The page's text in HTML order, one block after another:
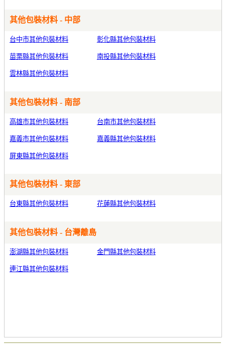
其他包裝材料 - 中部
台中市其他包裝材料 彰化縣其他包裝材料
苗栗縣其他包裝材料 南投縣其他包裝材料
雲林縣其他包裝材料
其他包裝材料 - 南部
高雄市其他包裝材料 台南市其他包裝材料
嘉義市其他包裝材料 嘉義縣其他包裝材料
屏東縣其他包裝材料
其他包裝材料 - 東部
台東縣其他包裝材料 花蓮縣其他包裝材料
其他包裝材料 - 台灣離島
澎湖縣其他包裝材料 金門縣其他包裝材料
連江縣其他包裝材料